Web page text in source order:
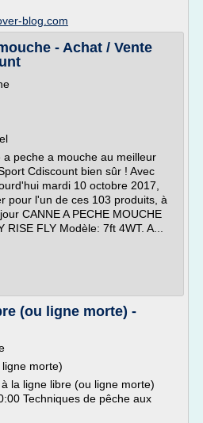
blog.com
- Achat / Vente
peche a mouche au meilleur
Cdiscount bien sûr ! Avec
mardi 10 octobre 2017,
pour l'un de ces 103 produits, à
CANNE A PECHE MOUCHE
RISE FLY Modèle: 7ft 4WT. A...
(ou ligne morte) -
morte)
la ligne libre (ou ligne morte)
Techniques de pêche aux